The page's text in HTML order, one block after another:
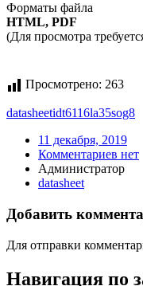
Форматы файла
HTML, PDF
(Для просмотра
Просмотрено: 263
datasheetidt6116la35sog8
11 декабря, 2019
Комментариев нет
Администратор
datasheet
Добавить
Для отправки
Навигация по